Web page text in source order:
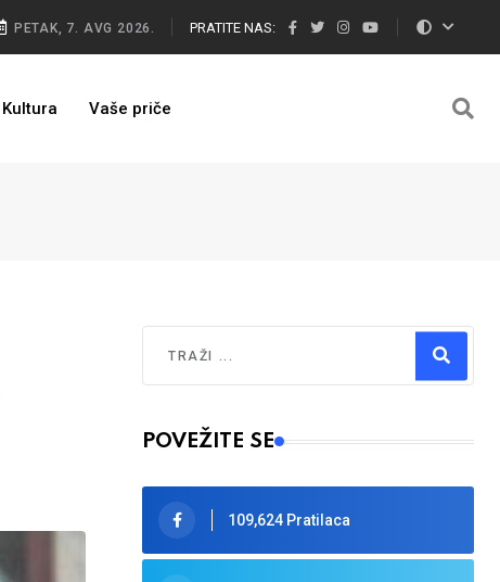
PETAK, 7. AVG 2026. PRATITE NAS:
Kultura Vaše priče
Type 2 or more characters for results.
POVEŽITE SE
109,624 Pratilaca